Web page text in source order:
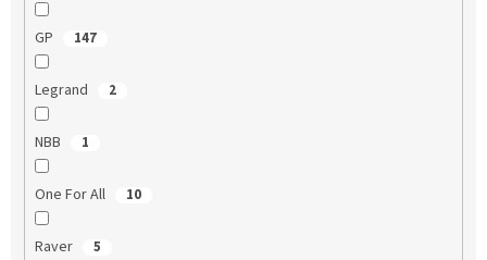
GP 147
Legrand 2
NBB 1
One For All 10
Raver 5